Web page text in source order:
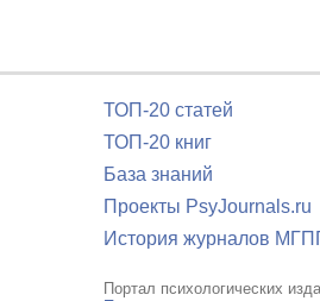
ТОП-20 статей
ТОП-20 книг
База знаний
Проекты PsyJournals.ru
История журналов
Портал психологических